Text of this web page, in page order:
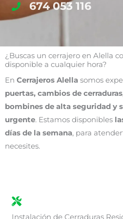
674 053 116
¿Buscas un cerrajero en Alella
disponible a cualquier hora?
En Cerrajeros Alella somos
puertas, cambios de
bombines de alta seguridad y
urgente. Estamos disponibles
días de la semana, para
necesites.
Instalación de Cerraduras